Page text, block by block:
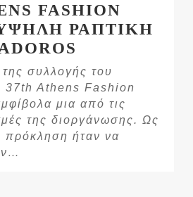
FASHION
ΡΑΠΤΙΚΗ
συλλογής του
37th Athens Fashion
μια από τις
της διοργάνωσης. Ως
ήταν να